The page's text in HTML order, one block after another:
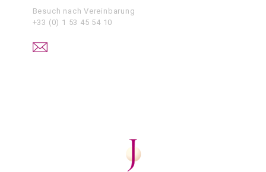
Besuch nach Vereinbarung
+33 (0) 1 53 45 54 10